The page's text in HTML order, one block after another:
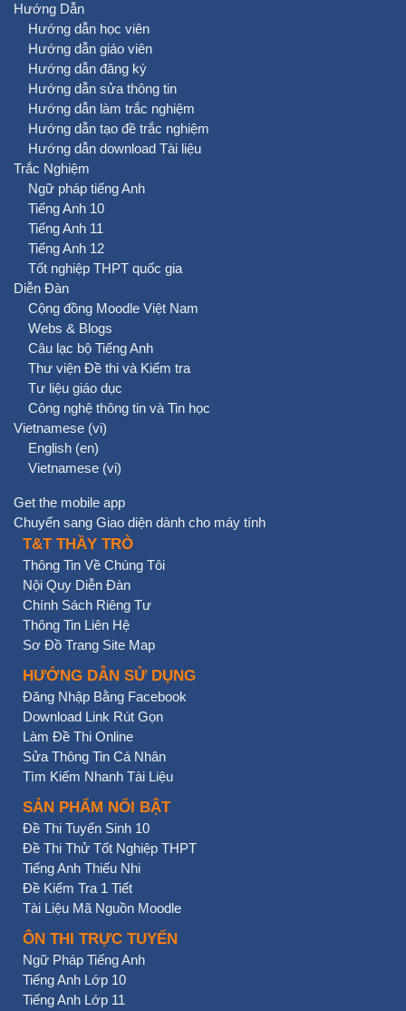
Hướng Dẫn
Hướng dẫn học viên
Hướng dẫn giáo viên
Hướng dẫn đăng ký
Hướng dẫn sửa thông tin
Hướng dẫn làm trắc nghiệm
Hướng dẫn tạo đề trắc nghiệm
Hướng dẫn download Tài liệu
Trắc Nghiệm
Ngữ pháp tiếng Anh
Tiếng Anh 10
Tiếng Anh 11
Tiếng Anh 12
Tốt nghiệp THPT quốc gia
Diễn Đàn
Cộng đồng Moodle Việt Nam
Webs & Blogs
Câu lạc bộ Tiếng Anh
Thư viện Đề thi và Kiểm tra
Tư liệu giáo dục
Công nghệ thông tin và Tin học
Vietnamese ‎(vi)‎
English ‎(en)‎
Vietnamese ‎(vi)‎
Get the mobile app
Chuyển sang Giao diện dành cho máy tính
T&T THẦY TRÒ
Thông Tin Về Chúng Tôi
Nội Quy Diễn Đàn
Chính Sách Riêng Tư
Thông Tin Liên Hệ
Sơ Đồ Trang Site Map
HƯỚNG DẪN SỬ DỤNG
Đăng Nhập Bằng Facebook
Download Link Rút Gọn
Làm Đề Thi Online
Sửa Thông Tin Cá Nhân
Tìm Kiếm Nhanh Tài Liệu
SẢN PHẨM NỔI BẬT
Đề Thi Tuyển Sinh 10
Đề Thi Thử Tốt Nghiệp THPT
Tiếng Anh Thiếu Nhi
Đề Kiểm Tra 1 Tiết
Tài Liệu Mã Nguồn Moodle
ÔN THI TRỰC TUYẾN
Ngữ Pháp Tiếng Anh
Tiếng Anh Lớp 10
Tiếng Anh Lớp 11